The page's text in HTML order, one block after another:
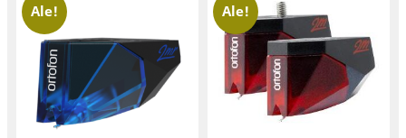
Ale! Ale!